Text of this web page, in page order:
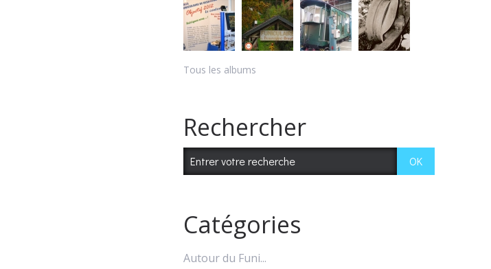
Tous les albums
Rechercher
Catégories
Autour du Funi...